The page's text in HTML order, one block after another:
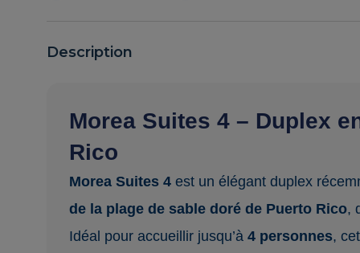
Description
Morea Suites 4 – Duplex
Rico
Morea Suites 4est un élégant duplex
de la plage de sable doré de Puerto Rico,
Idéal pour accueillir jusqu’à 4 personnes,